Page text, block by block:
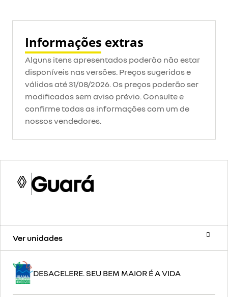
Informações extras
Alguns itens apresentados poderão não estar
disponíveis nas versões. Preços sugeridos e
válidos até 31/08/2026. Os preços poderão ser
modificados sem aviso prévio. Consulte e
confirme todas as informações com um de
nossos vendedores.
Ver unidades
DESACELERE. SEU BEM MAIOR É A VIDA